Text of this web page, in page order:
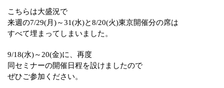
こちらは大盛況で
来週の7/29(月)～31(水)と8/20(火)東京開催分の席は
すべて埋まってしまいました。
9/18(水)～20(金)に、再度
同セミナーの開催日程を設けましたので
ぜひご参加ください。